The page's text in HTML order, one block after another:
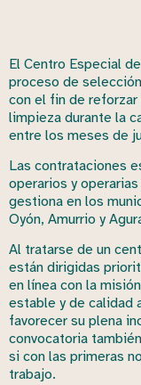
El Centro Especial
proceso de
con el fin de reforzar
limpieza durante la
entre los meses de
Las contrataciones
operarios y
gestiona en los
Oyón, Amurrio y
Al tratarse de un
están dirigidas
en línea con la
estable y de calidad
favorecer su plena
convocatoria
si con las primeras
trabajo.